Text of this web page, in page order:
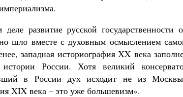
развитие русской
шло вместе с духовным осмыслением
западная историография XX века
России. Хотя великий
в России дух исходит не из
XIX века – это уже большевизм».